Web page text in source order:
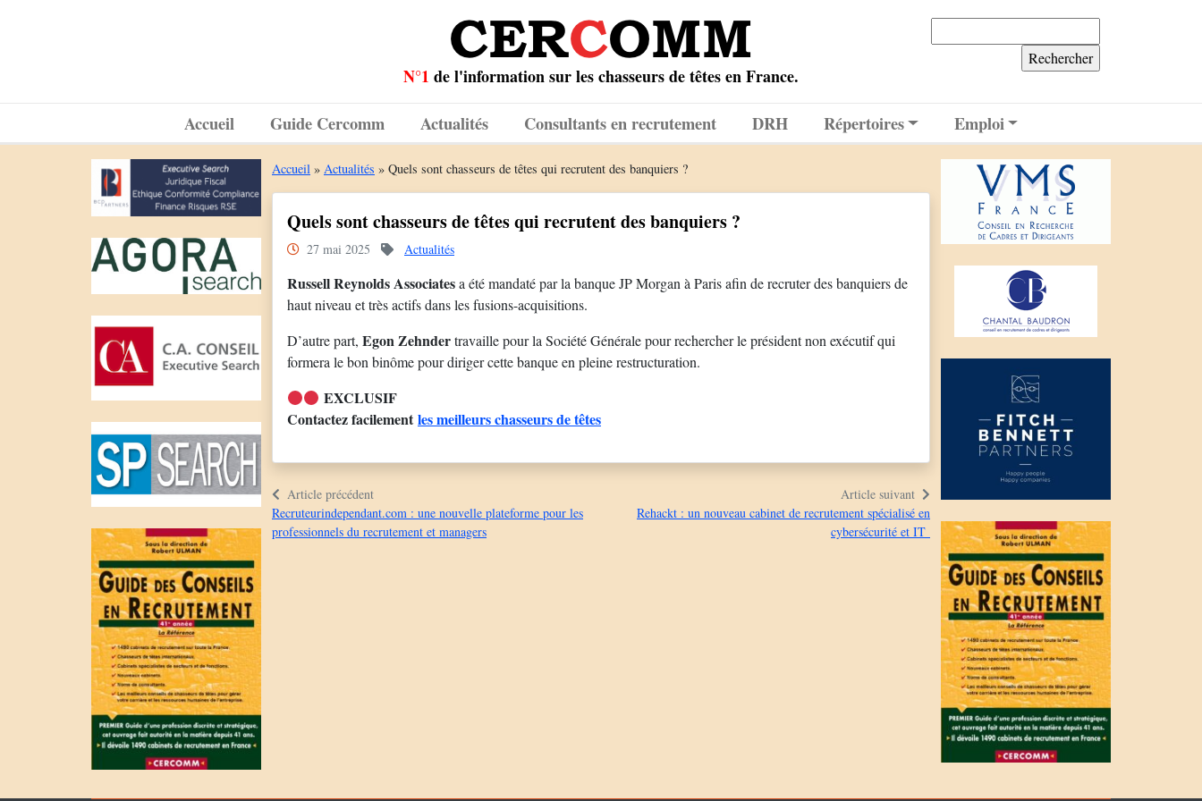
N°1 de l'information sur les chasseurs de têtes en France.
Accueil Guide Cercomm Actualités Consultants en recrutement DRH Répertoires Emploi
Accueil » Actualités » Quels sont chasseurs de têtes qui recrutent des banquiers ?
Quels sont chasseurs de têtes qui recrutent des banquiers ?
27 mai 2025 Actualités
Russell Reynolds Associatesa été mandaté par la banque JP Morgan à Paris afin de recruter des banquiers de
haut niveau et très actifs dans les fusions-acquisitions.
D’autre part, Egon Zehndertravaille pour la Société Générale pour rechercher le président non exécutif qui
formera le bon binôme pour diriger cette banque en pleine restructuration.
EXCLUSIF
Contactez facilementles meilleurs chasseurs de têtes
Article précédent
Recruteurindependant.com : une nouvelle plateforme pour les
professionnels du recrutement et managers
Article suivant
Rehackt : un nouveau cabinet de recrutement spécialisé en
cybersécurité et IT